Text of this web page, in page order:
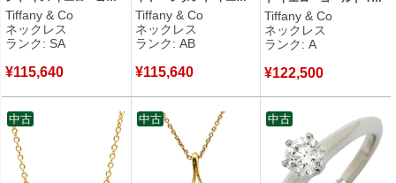
ルド T＆Co. 18K 750 YG
パロマピカソ 【中古】新
品同様品
Tiffany & Co
ネックレス
ランク: SA
¥115,640
ーゴールド 18K 750 YG
T&Co. フラワーモチーフ
【中古】中古品
Tiffany & Co
ネックレス
ランク: AB
¥115,640
Co. 18K 18金 750 YG エ
ルサペレッティ 【中古】
中古美品
Tiffany & Co
ネックレス
ランク: A
¥122,500
中古 中古 中古